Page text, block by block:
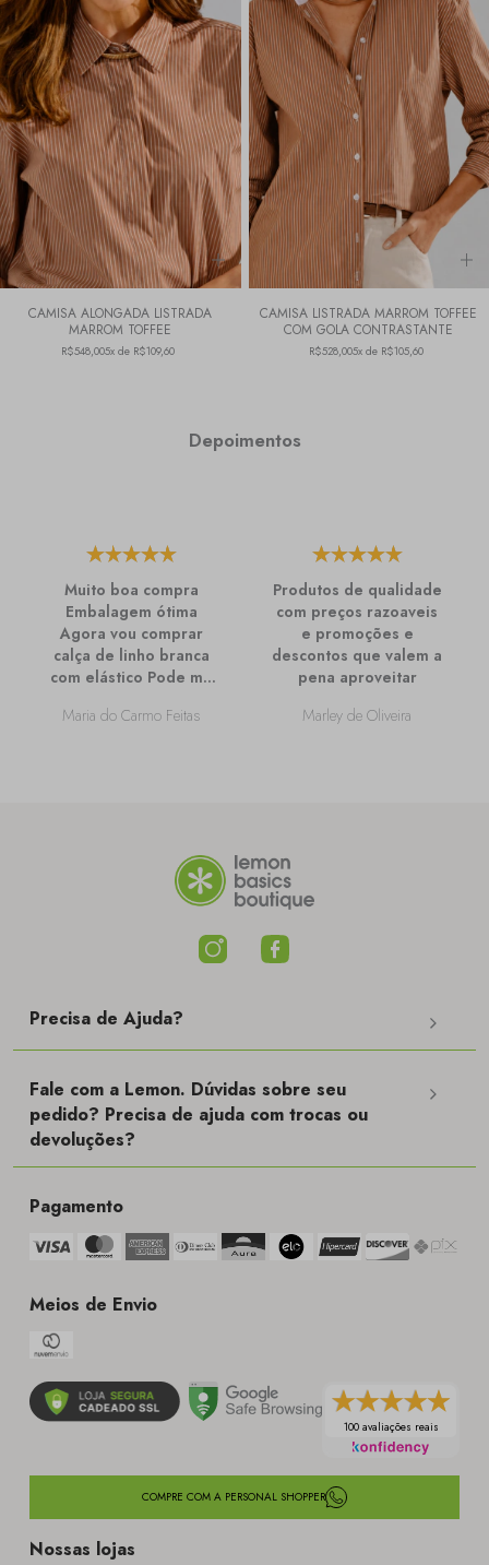
CAMISA ALONGADA LISTRADA
MARROM TOFFEE
R$548,005x de R$109,60
CAMISA LISTRADA MARROM TOFFEE
COM GOLA CONTRASTANTE
R$528,005x de R$105,60
Depoimentos
Muito boa compra
Embalagem ótima
Agora vou comprar
calça de linho branca
com elástico Pode me
informações sobre
Maria do Carmo Feitas
Produtos de qualidade
com preços razoaveis
e promoções e
descontos que valem a
pena aproveitar
Marley de Oliveira
Precisa de Ajuda?
Fale com a Lemon. Dúvidas sobre seu
pedido? Precisa de ajuda com trocas ou
devoluções?
Pagamento
Meios de Envio
100 avaliações reais
COMPRE COM A PERSONAL SHOPPER
Nossas lojas